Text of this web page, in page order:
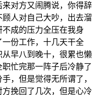
对方又闹腾说，你得辞
人对自己大吵，出去溜
成的压力全压在我身
一份工作，十几天干全
早八到晚十，很累也懒
忙完那一阵子后冷静了
，但是觉得无所谓了，
挽回了几次，但是心冷